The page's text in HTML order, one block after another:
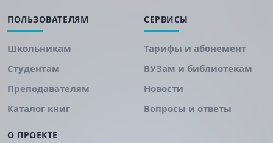
ПОЛЬЗОВАТЕЛЯМ
Школьникам
Студентам
Преподавателям
Каталог книг
СЕРВИСЫ
Тарифы и абонемент
ВУЗам и библиотекам
Новости
Вопросы и ответы
О ПРОЕКТЕ